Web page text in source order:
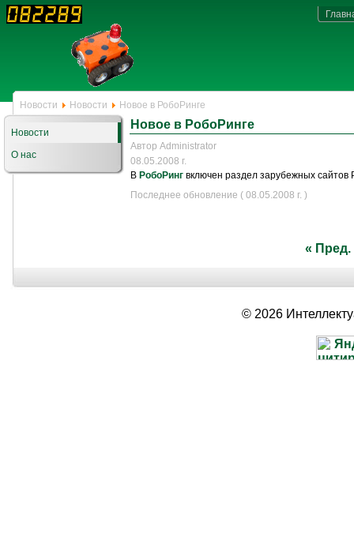
Новости Новости Новое в РобоРинге
Новости
О нас
Новое в РобоРинге
Автор Administrator
08.05.2008 г.
В РобоРинг включен раздел зарубежных сайтов
Последнее обновление ( 08.05.2008 г. )
« Пред.
© 2026